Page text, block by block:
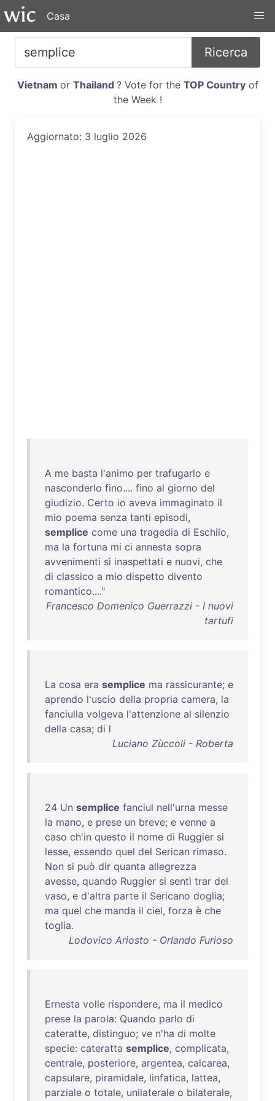
Casa
Ricerca
Vietnam or Thailand ? Vote for the TOP Countryof
the Week !
Aggiornato: 3 luglio 2026
A me basta l'animo per trafugarlo e
nasconderlo fino.... fino al giorno del
giudizio. Certo io aveva immaginato il
mio poema senza tanti episodi,
semplice come una tragedia di Eschilo,
ma la fortuna mi ci annesta sopra
avvenimenti sì inaspettati e nuovi, che
di classico a mio dispetto divento
romantico...."
Francesco Domenico Guerrazzi - I nuovi
tartufi
La cosa era semplice ma rassicurante; e
aprendo l'uscio della propria camera, la
fanciulla volgeva l'attenzione al silenzio
della casa; di l
Luciano Zùccoli - Roberta
24 Un semplice fanciul nell'urna messe
la mano, e prese un breve; e venne a
caso ch'in questo il nome di Ruggier si
lesse, essendo quel del Serican rimaso.
Non si può dir quanta allegrezza
avesse, quando Ruggier si sentì trar del
vaso, e d'altra parte il Sericano doglia;
ma quel che manda il ciel, forza è che
toglia.
Lodovico Ariosto - Orlando Furioso
Ernesta volle rispondere, ma il medico
prese la parola: Quando parlo di
cateratte, distinguo; ve n'ha di molte
specie: cateratta semplice, complicata,
centrale, posteriore, argentea, calcarea,
capsulare, piramidale, linfatica, lattea,
parziale o totale, unilaterale o bilaterale,